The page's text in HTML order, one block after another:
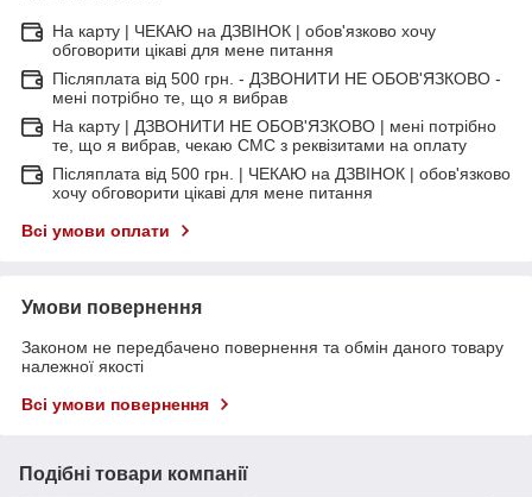
На карту | ЧЕКАЮ на ДЗВІНОК | обов'язково хочу
обговорити цікаві для мене питання
Післяплата від 500 грн. - ДЗВОНИТИ НЕ ОБОВ'ЯЗКОВО -
мені потрібно те, що я вибрав
На карту | ДЗВОНИТИ НЕ ОБОВ'ЯЗКОВО | мені потрібно
те, що я вибрав, чекаю СМС з реквізитами на оплату
Післяплата від 500 грн. | ЧЕКАЮ на ДЗВІНОК | обов'язково
хочу обговорити цікаві для мене питання
Всі умови оплати
Умови повернення
Законом не передбачено повернення та обмін даного товару
належної якості
Всі умови повернення
Подібні товари компанії